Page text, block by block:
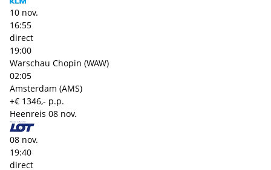
10 nov.
16:55
direct
19:00
Warschau Chopin (WAW)
02:05
Amsterdam (AMS)
+€ 1346,- p.p.
Heenreis 08 nov.
08 nov.
19:40
direct